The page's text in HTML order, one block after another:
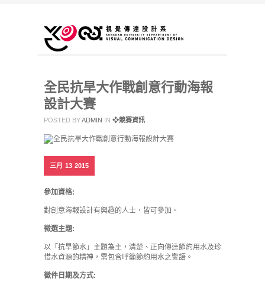
全民抗旱大作戰創意行動海報
設計大賽
POSTED BYADMIN IN ❖競賽資訊
三月 13 2015
參加資格:
對創意海報設計有興趣的人士，皆可參加。
徵選主題:
以「抗旱節水」主題為主，清楚、正向傳達節約用水及珍
惜水資源的精神，需包含呼籲節約用水之警語。
徵件日期及方式: